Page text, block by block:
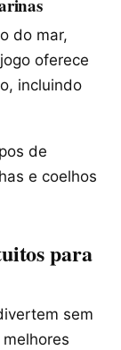
do mar,
oferece
incluindo
de
e coelhos
para
sem